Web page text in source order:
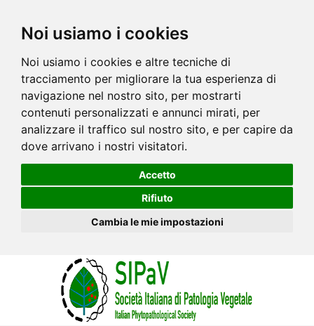
Noi usiamo i cookies
Noi usiamo i cookies e altre tecniche di
tracciamento per migliorare la tua esperienza di
navigazione nel nostro sito, per mostrarti
contenuti personalizzati e annunci mirati, per
analizzare il traffico sul nostro sito, e per capire da
dove arrivano i nostri visitatori.
Accetto
Rifiuto
Cambia le mie impostazioni